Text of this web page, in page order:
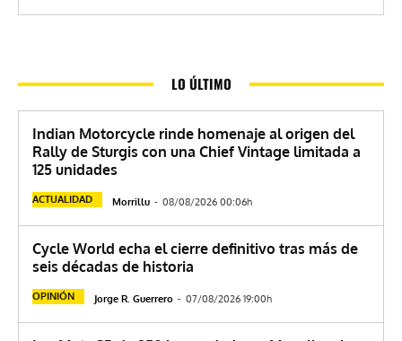
LO ÚLTIMO
Indian Motorcycle rinde homenaje al origen del
Rally de Sturgis con una Chief Vintage limitada a
125 unidades
ACTUALIDAD Morrillu - 08/08/2026 00:06h
Cycle World echa el cierre definitivo tras más de
seis décadas de historia
OPINIÓN Jorge R. Guerrero - 07/08/2026 19:00h